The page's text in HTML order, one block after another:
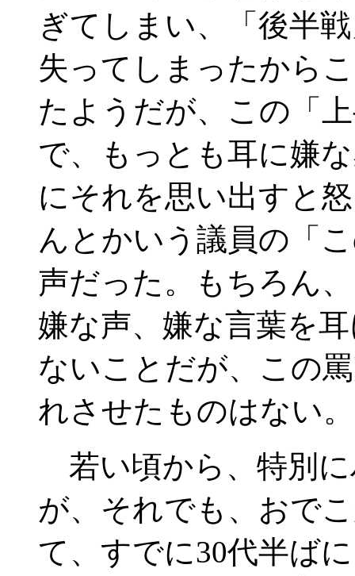
ぎてしまい、「後半
失ってしまったから
たようだが、この「
で、もっとも耳に嫌
にそれを思い出すと
んとかいう議員の「
声だった。もちろん
嫌な声、嫌な言葉を
ないことだが、この
れさせたものはない。
若い頃から、特別
が、それでも、おで
て、すでに30代半ば